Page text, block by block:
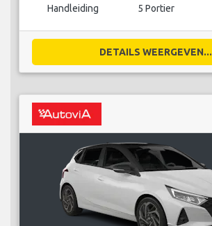
Handleiding 5 Portier
DETAILS WEERGEVEN...